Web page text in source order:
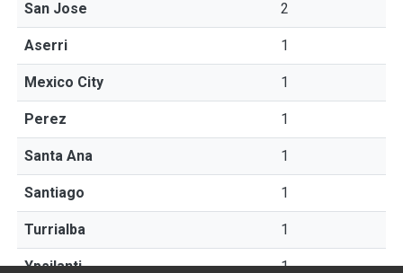
San Jose 2
Aserri 1
Mexico City 1
Perez 1
Santa Ana 1
Santiago 1
Turrialba 1
Ypsilanti 1